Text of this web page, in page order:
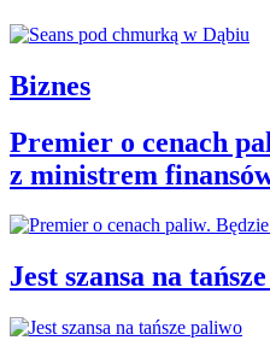
Biznes
Premier o cenach
z ministrem
Jest szansa na